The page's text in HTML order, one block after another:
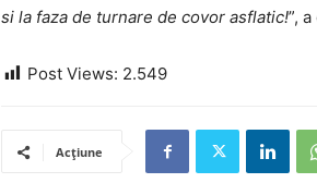
si la faza de turnare de covor asflatic!”,
Post Views: 2.549
Acțiune